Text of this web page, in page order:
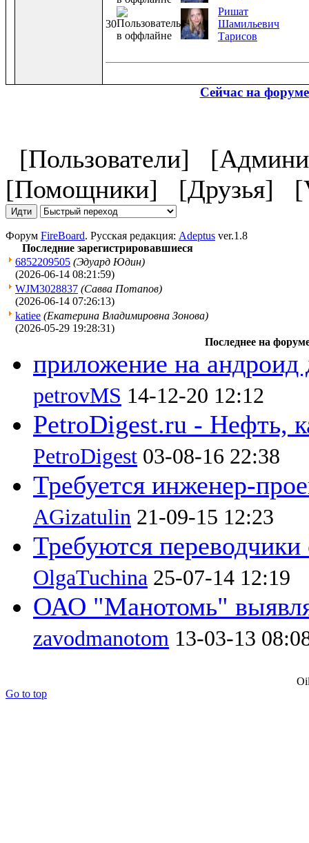
30
Ришат
Шамильевич
Тарисов
Сейчас на
[Пользователи]
[Помощники]
[Друзья]
Форум FireBoard. Русская редакция: Adeptus ver.1.8
Последние зарегистрировавшиеся
6852209505 (Эдуард Юдин)
(2026-06-14 08:21:59)
WJM3028837 (Савва Потапов)
(2026-06-14 07:26:13)
katiee (Екатерина Владимировна Зонова)
(2026-05-29 19:28:31)
Последнее на
приложение на андроид
petrovMS 14-12-20 12:12
PetroDigest.ru - Нефть,
PetroDigest 03-08-16 22:38
Требуется инженер-
AGizatulin 21-09-15 12:23
Требуются переводчики
OlgaTuchina 25-07-14 12:19
ОАО "Манотомь"
zavodmanotom 13-03-13
Go to top